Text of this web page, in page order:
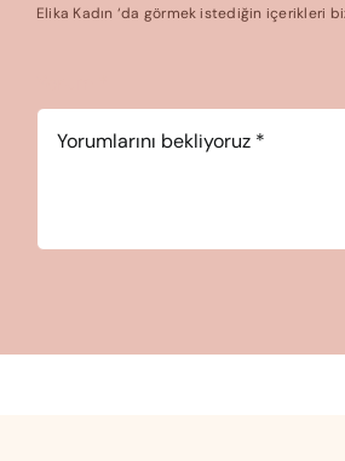
Elika Kadın ‘da görmek istediğin içerikleri